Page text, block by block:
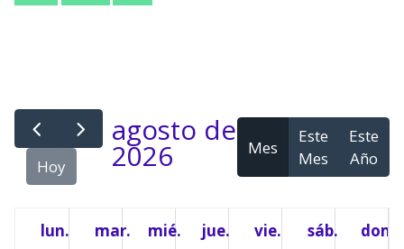
Hoy
agosto de
2026 Mes
Este
Mes
Este
Año
lun. mar. mié. jue. vie. sáb.
dom.